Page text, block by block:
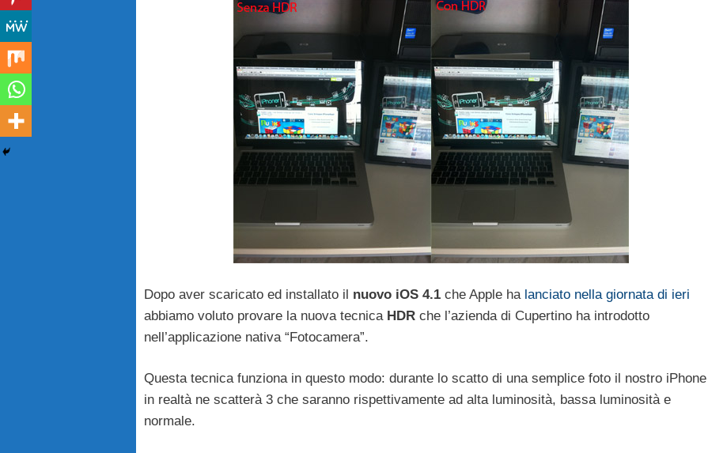
Dopo aver scaricato ed installato il nuovo iOS 4.1 che Apple ha lanciato nella giornata di ieri
abbiamo voluto provare la nuova tecnica HDR che l’azienda di Cupertino ha introdotto
nell’applicazione nativa “Fotocamera”.
Questa tecnica funziona in questo modo: durante lo scatto di una semplice foto il nostro iPhone
in realtà ne scatterà 3 che saranno rispettivamente ad alta luminosità, bassa luminosità e
normale.